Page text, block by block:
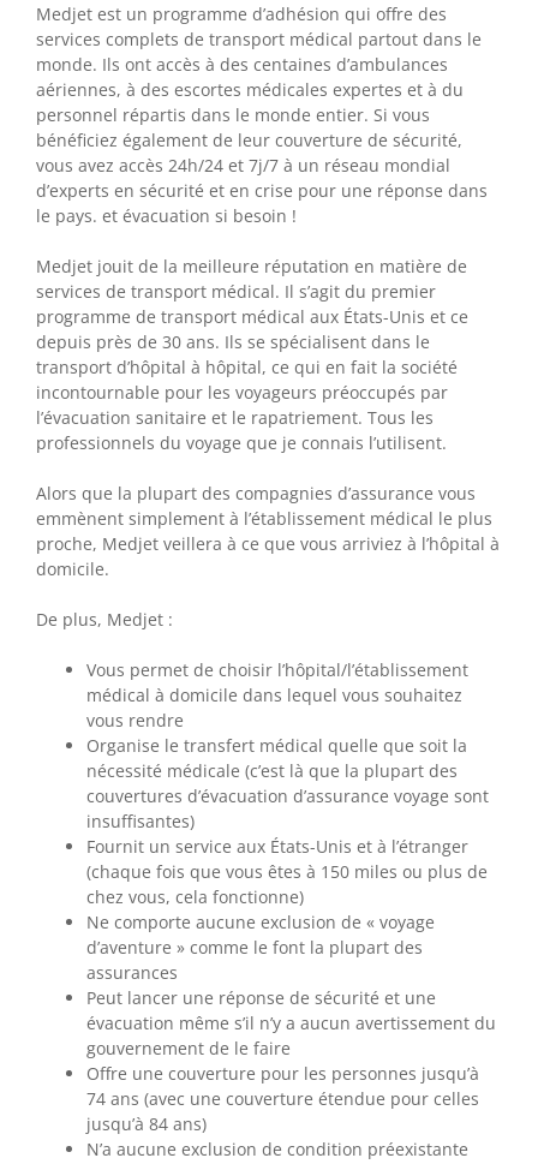
Medjet est un programme d’adhésion qui offre des
services complets de transport médical partout dans le
monde. Ils ont accès à des centaines d’ambulances
aériennes, à des escortes médicales expertes et à du
personnel répartis dans le monde entier. Si vous
bénéficiez également de leur couverture de sécurité,
vous avez accès 24h/24 et 7j/7 à un réseau mondial
d’experts en sécurité et en crise pour une réponse dans
le pays. et évacuation si besoin !
Medjet jouit de la meilleure réputation en matière de
services de transport médical. Il s’agit du premier
programme de transport médical aux États-Unis et ce
depuis près de 30 ans. Ils se spécialisent dans le
transport d’hôpital à hôpital, ce qui en fait la société
incontournable pour les voyageurs préoccupés par
l’évacuation sanitaire et le rapatriement. Tous les
professionnels du voyage que je connais l’utilisent.
Alors que la plupart des compagnies d’assurance vous
emmènent simplement à l’établissement médical le plus
proche, Medjet veillera à ce que vous arriviez à l’hôpital à
domicile.
De plus, Medjet :
Vous permet de choisir l’hôpital/l’établissement
médical à domicile dans lequel vous souhaitez
vous rendre
Organise le transfert médical quelle que soit la
nécessité médicale (c’est là que la plupart des
couvertures d’évacuation d’assurance voyage sont
insuffisantes)
Fournit un service aux États-Unis et à l’étranger
(chaque fois que vous êtes à 150 miles ou plus de
chez vous, cela fonctionne)
Ne comporte aucune exclusion de « voyage
d’aventure » ​​comme le font la plupart des
assurances
Peut lancer une réponse de sécurité et une
évacuation même s’il n’y a aucun avertissement du
gouvernement de le faire
Offre une couverture pour les personnes jusqu’à
74 ans (avec une couverture étendue pour celles
jusqu’à 84 ans)
N’a aucune exclusion de condition préexistante